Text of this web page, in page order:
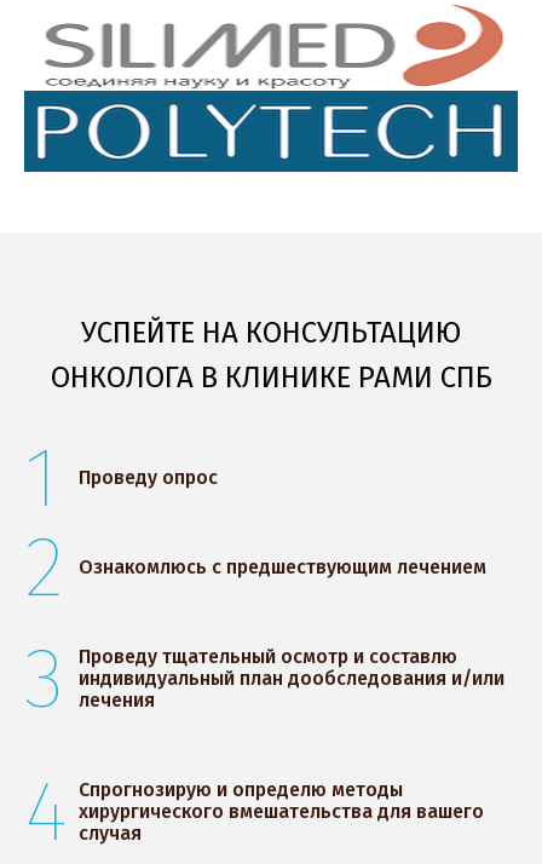
УСПЕЙТЕ НА КОНСУЛЬТАЦИЮ
ОНКОЛОГА В КЛИНИКЕ РАМИ СПБ
1 Проведу опрос
2 Ознакомлюсь с предшествующим лечением
3
Проведу тщательный осмотр и составлю
индивидуальный план дообследования и/или
лечения
4
Спрогнозирую и определю методы
хирургического вмешательства для вашего
случая